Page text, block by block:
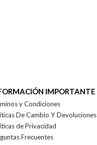
IMPORTANTE
y Condiciones
De Cambio Y Devoluciones
de Privacidad
Frecuentes